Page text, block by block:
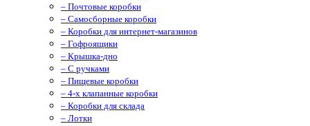
– Почтовые коробки
– Самосборные коробки
– Коробки для интернет-магазинов
– Гофроящики
– Крышка-дно
– С ручками
– Пищевые коробки
– 4-х клапанные коробки
– Коробки для склада
– Лотки